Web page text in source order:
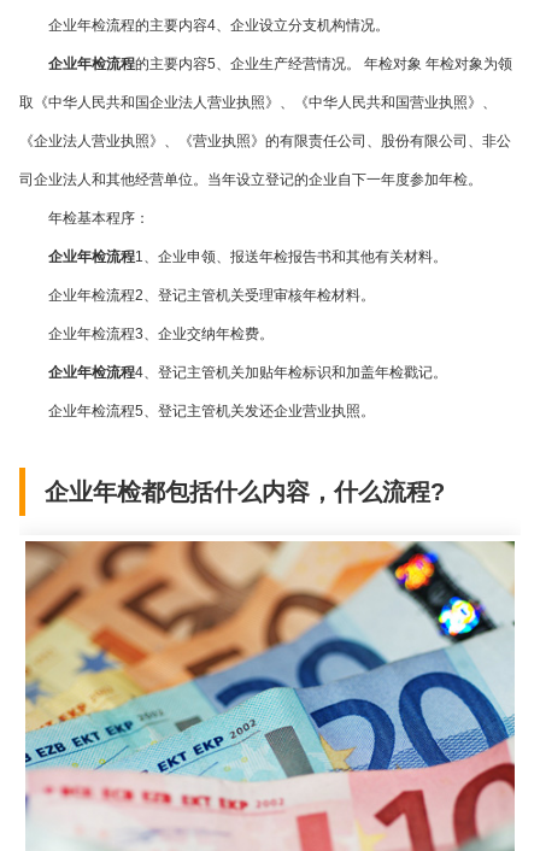
企业年检流程的主要内容4 、企业设立分支机构情况。
企业年检流程的主要内容5 、企业生产经营情况。 年检对象 年检对象为领
取《中华人民共和国企业法人营业执照》、《中华人民共和国营业执照》、
《企业法人营业执照》、《营业执照》的有限责任公司、股份有限公司、非公
司企业法人和其他经营单位。当年设立登记的企业自下一年度参加年检。
年检基本程序：
企业年检流程1 、企业申领、报送年检报告书和其他有关材料。
企业年检流程2 、登记主管机关受理审核年检材料。
企业年检流程3 、企业交纳年检费。
企业年检流程4 、登记主管机关加贴年检标识和加盖年检戳记。
企业年检流程5 、登记主管机关发还企业营业执照。
企业年检都包括什么内容，什么流程?